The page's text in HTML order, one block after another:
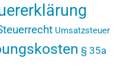
Umsatzsteuer
§ 35a